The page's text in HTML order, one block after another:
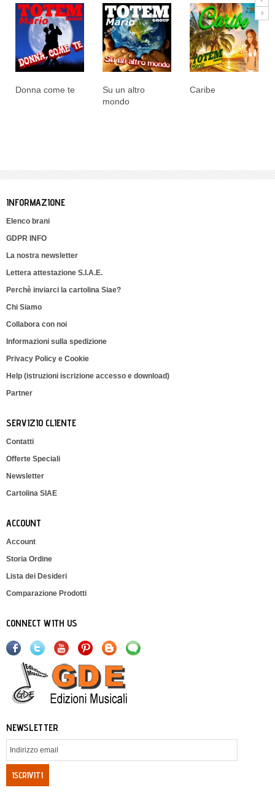
Donna come te
Su un altro
mondo
Caribe
INFORMAZIONE
Elenco brani
GDPR INFO
La nostra newsletter
Lettera attestazione S.I.A.E.
Perchè inviarci la cartolina Siae?
Chi Siamo
Collabora con noi
Informazioni sulla spedizione
Privacy Policy e Cookie
Help (istruzioni iscrizione accesso e download)
Partner
SERVIZIO CLIENTE
Contatti
Offerte Speciali
Newsletter
Cartolina SIAE
ACCOUNT
Account
Storia Ordine
Lista dei Desideri
Comparazione Prodotti
CONNECT WITH US
NEWSLETTER
ISCRIVITI